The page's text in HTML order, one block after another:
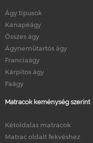
Ágy típusok
Kanapéágy
Összes ágy
Ágyneműtartós ágy
Franciaágy
Kárpitos ágy
Faágy
Matracok keménység szerint
Kétoldalas matracok
Matrac oldalt fekvéshez